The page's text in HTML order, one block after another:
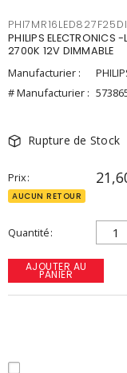
PHILIPS ELECTRONICS
2700K 12V DIMMABLE
Manufacturier :
# Manufacturier :
Rupture de Stock
Prix
AUCUN RETOUR
Quantité
AJOUTER AU
PANIER